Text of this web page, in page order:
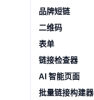
品牌短链
二维码
表单
链接检查器
AI 智能页面
批量链接构建器